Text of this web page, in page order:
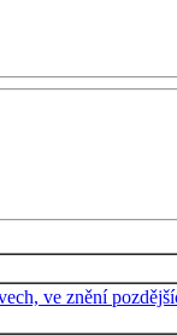
ve znění